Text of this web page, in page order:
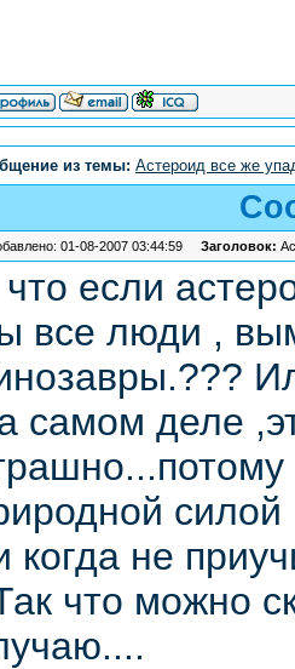
из темы: Астероид все же
01-08-2007 03:44:59 Заголовок:
если
все люди ,
самом деле
силой
когда не
что можно